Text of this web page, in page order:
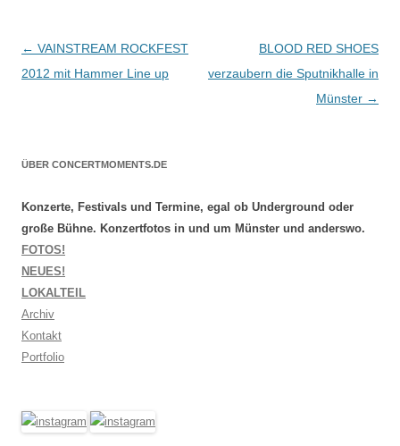
Beitragsnavigation
← VAINSTREAM ROCKFEST
2012 mit Hammer Line up
BLOOD RED SHOES
verzaubern die Sputnikhalle in
Münster →
ÜBER CONCERTMOMENTS.DE
Konzerte, Festivals und Termine, egal ob Underground oder
große Bühne. Konzertfotos in und um Münster und anderswo.
FOTOS!
NEUES!
LOKALTEIL
Archiv
Kontakt
Portfolio